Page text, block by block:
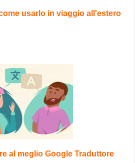
usarlo in viaggio all'estero
al meglio Google Traduttore